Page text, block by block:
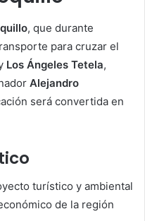
, que durante
para cruzar el
Los Ángeles Tetela,
Alejandro
será convertida en
turístico y ambiental
de la región